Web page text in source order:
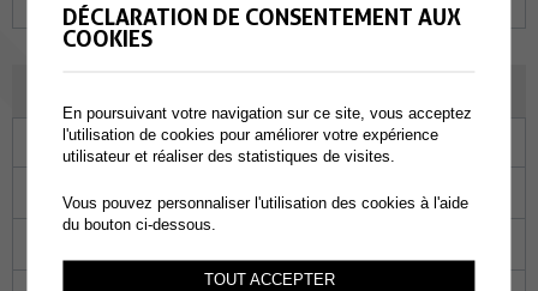
Ma Me Je Ve Sa
02 03 04
DÉCLARATION DE CONSENTEMENT AUX
COOKIES
En poursuivant votre navigation sur ce site, vous acceptez
l'utilisation de cookies pour améliorer votre expérience
utilisateur et réaliser des statistiques de visites.
Vous pouvez personnaliser l'utilisation des cookies à l'aide
du bouton ci-dessous.
TOUT ACCEPTER